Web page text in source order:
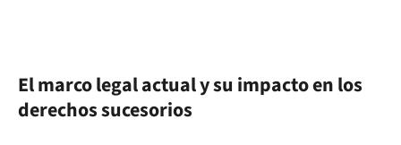
El marco legal actual y su impacto en los
derechos sucesorios